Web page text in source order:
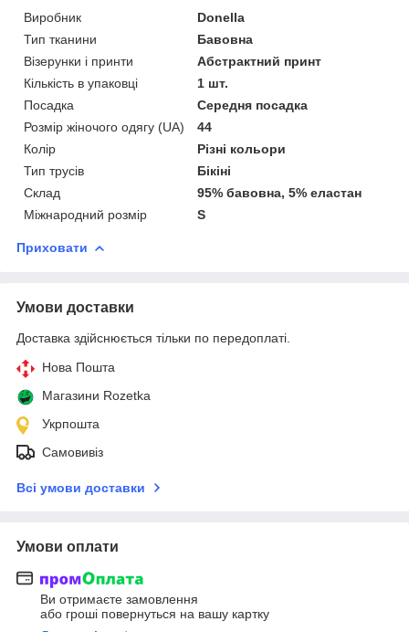
Виробник
Donella
Тип тканини
Бавовна
Візерунки і принти
Абстрактний принт
Кількість в упаковці
1 шт.
Посадка
Середня посадка
Розмір жіночого одягу (UA)
44
Колір
Різні кольори
Тип трусів
Бікіні
Склад
95% бавовна, 5% еластан
Міжнародний розмір
S
Приховати
Умови доставки
Доставка здійснюється тільки по передоплаті.
Нова Пошта
Магазини Rozetka
Укрпошта
Самовивіз
Всі умови доставки
Умови оплати
Ви отримаєте замовлення
або гроші повернуться на вашу картку